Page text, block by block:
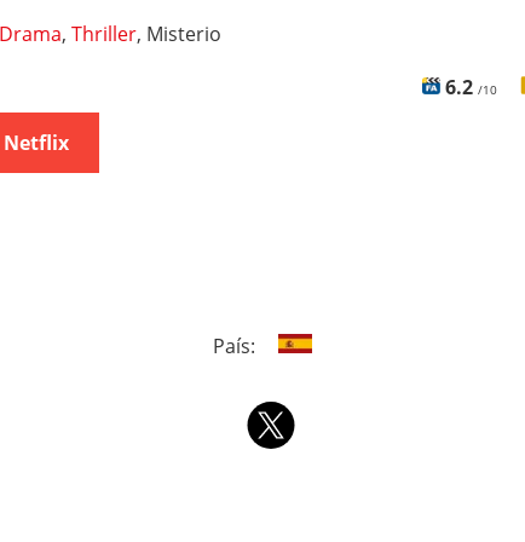
Drama, Thriller, Misterio
6.2 /10
Netflix
País: